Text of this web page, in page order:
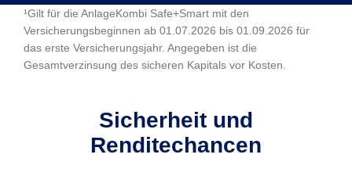
¹Gilt für die AnlageKombi Safe+Smart mit den
Versicherungsbeginnen ab 01.07.2026 bis 01.09.2026 für
das erste Versicherungsjahr. Angegeben ist die
Gesamtverzinsung des sicheren Kapitals vor Kosten.
Sicherheit und
Renditechancen